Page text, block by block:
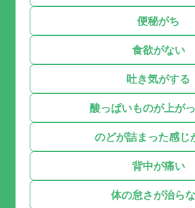
便秘がち
食欲がない
吐き気がする
酸っぱいものが上が
のどが詰まった感じ
背中が痛い
体の怠さが治ら